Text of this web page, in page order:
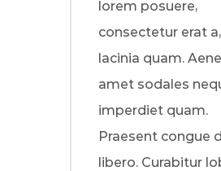
lorem posuere,
consectetur erat a,
lacinia quam.
amet sodales
imperdiet quam.
Praesent congue
libero. Curabitur